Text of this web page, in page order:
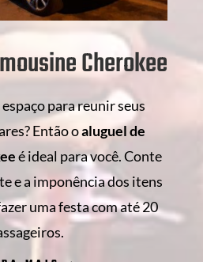
Cherokee
para reunir seus
Então oaluguel de
é ideal para você. Conte
e a imponência dos itens
uma festa com até 20